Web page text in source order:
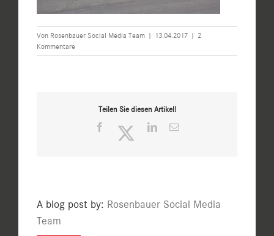
Von Rosenbauer Social Media Team | 13.04.2017 | 2
Kommentare
Teilen Sie diesen Artikel!
Facebook TwitterLinkedIn
E-
A blog post by: Rosenbauer Social Media
Team